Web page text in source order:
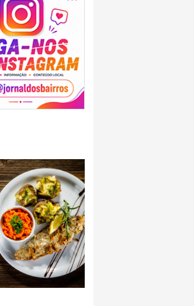
começa nesta
e Nordeste no